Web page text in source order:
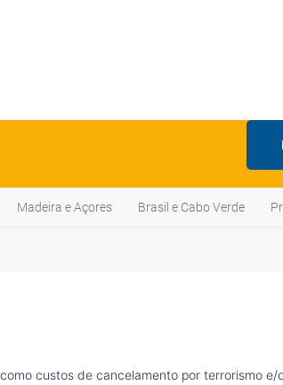
Madeira e Açores Brasil e Cabo Verde
custos de cancelamento por terrorismo